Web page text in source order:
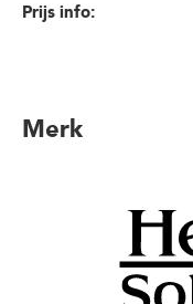
Prijs info:
Merk